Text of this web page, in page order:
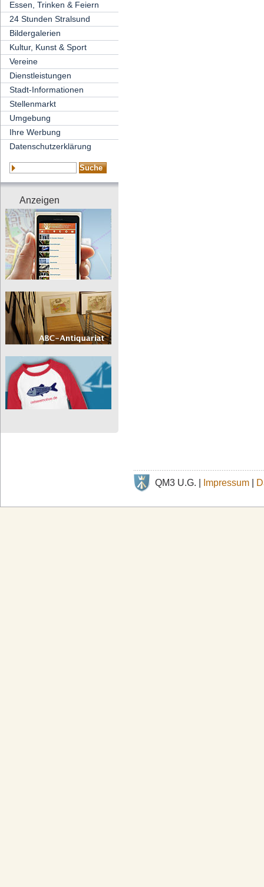
Essen, Trinken & Feiern
24 Stunden Stralsund
Bildergalerien
Kultur, Kunst & Sport
Vereine
Dienstleistungen
Stadt-Informationen
Stellenmarkt
Umgebung
Ihre Werbung
Datenschutzerklärung
Anzeigen
QM3 U.G. | Impressum